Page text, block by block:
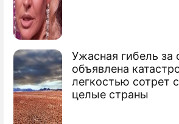
Ужасная гибель за
объявлена
легкостью сотрет
целые страны